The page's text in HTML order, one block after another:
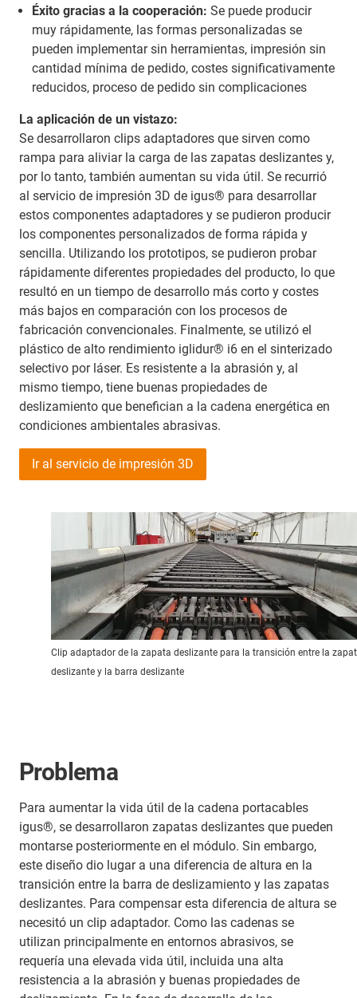
Éxito gracias a la cooperación: Se puede producir
muy rápidamente, las formas personalizadas se
pueden implementar sin herramientas, impresión sin
cantidad mínima de pedido, costes significativamente
reducidos, proceso de pedido sin complicaciones
La aplicación de un vistazo:
Se desarrollaron clips adaptadores que sirven como
rampa para aliviar la carga de las zapatas deslizantes y,
por lo tanto, también aumentan su vida útil. Se recurrió
al servicio de impresión 3D de igus® para desarrollar
estos componentes adaptadores y se pudieron producir
los componentes personalizados de forma rápida y
sencilla. Utilizando los prototipos, se pudieron probar
rápidamente diferentes propiedades del producto, lo que
resultó en un tiempo de desarrollo más corto y costes
más bajos en comparación con los procesos de
fabricación convencionales. Finalmente, se utilizó el
plástico de alto rendimiento iglidur® i6 en el sinterizado
selectivo por láser. Es resistente a la abrasión y, al
mismo tiempo, tiene buenas propiedades de
deslizamiento que benefician a la cadena energética en
condiciones ambientales abrasivas.
Ir al servicio de impresión 3D
Clip adaptador de la zapata deslizante para la transición entre la
deslizante y la barra deslizante
Problema
Para aumentar la vida útil de la cadena portacables
igus®, se desarrollaron zapatas deslizantes que pueden
montarse posteriormente en el módulo. Sin embargo,
este diseño dio lugar a una diferencia de altura en la
transición entre la barra de deslizamiento y las zapatas
deslizantes. Para compensar esta diferencia de altura se
necesitó un clip adaptador. Como las cadenas se
utilizan principalmente en entornos abrasivos, se
requería una elevada vida útil, incluida una alta
resistencia a la abrasión y buenas propiedades de